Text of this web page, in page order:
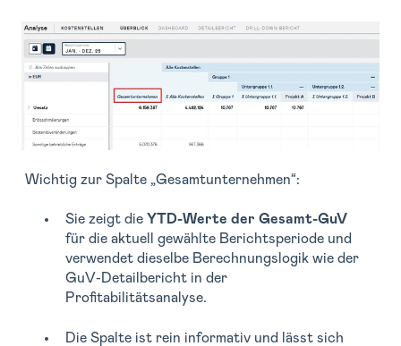
Wichtig zur Spalte „Gesamtunternehmen“:
Sie zeigt die YTD-Werte der Gesamt-GuV
für die aktuell gewählte Berichtsperiode und
verwendet dieselbe Berechnungslogik wie der
GuV-Detailbericht in der
Profitabilitätsanalyse.
Die Spalte ist rein informativ und lässt sich